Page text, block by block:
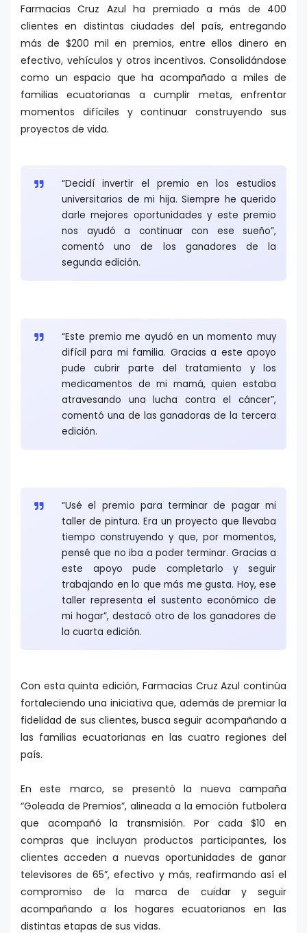
Farmacias Cruz Azul ha premiado a más de 400
clientes en distintas ciudades del país, entregando
más de $200 mil en premios, entre ellos dinero en
efectivo, vehículos y otros incentivos. Consolidándose
como un espacio que ha acompañado a miles de
familias ecuatorianas a cumplir metas, enfrentar
momentos difíciles y continuar construyendo sus
proyectos de vida.
“Decidí invertir el premio en los estudios
universitarios de mi hija. Siempre he querido
darle mejores oportunidades y este premio
nos ayudó a continuar con ese sueño”,
comentó uno de los ganadores de la
segunda edición.
“Este premio me ayudó en un momento muy
difícil para mi familia. Gracias a este apoyo
pude cubrir parte del tratamiento y los
medicamentos de mi mamá, quien estaba
atravesando una lucha contra el cáncer”,
comentó una de las ganadoras de la tercera
edición.
“Usé el premio para terminar de pagar mi
taller de pintura. Era un proyecto que llevaba
tiempo construyendo y que, por momentos,
pensé que no iba a poder terminar. Gracias a
este apoyo pude completarlo y seguir
trabajando en lo que más me gusta. Hoy, ese
taller representa el sustento económico de
mi hogar”, destacó otro de los ganadores de
la cuarta edición.
Con esta quinta edición, Farmacias Cruz Azul continúa
fortaleciendo una iniciativa que, además de premiar la
fidelidad de sus clientes, busca seguir acompañando a
las familias ecuatorianas en las cuatro regiones del
país.
En este marco, se presentó la nueva campaña
“Goleada de Premios”, alineada a la emoción futbolera
que acompañó la transmisión. Por cada $10 en
compras que incluyan productos participantes, los
clientes acceden a nuevas oportunidades de ganar
televisores de 65”, efectivo y más, reafirmando así el
compromiso de la marca de cuidar y seguir
acompañando a los hogares ecuatorianos en las
distintas etapas de sus vidas.